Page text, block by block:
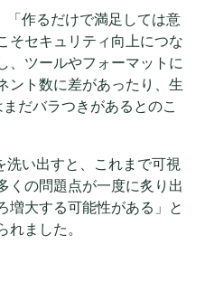
「作るだけで満足しては意
そセキュリティ向上につな
、ツールやフォーマットに
ント数に差があったり、生
だバラつきがあるとのこ
洗い出すと、これまで可視
くの問題点が一度に炙り出
増大する可能性がある」と
ました。